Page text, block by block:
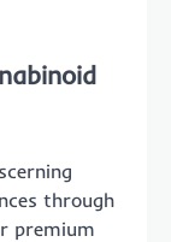
through
premium